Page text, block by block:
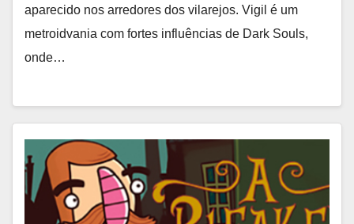
aparecido nos arredores dos vilarejos. Vigil é um
metroidvania com fortes influências de Dark Souls,
onde…